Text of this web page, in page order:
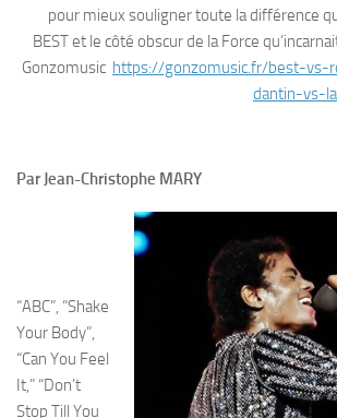
pour mieux souligner toute la différence
BEST et le côté obscur de la Force
Gonzomusic https://gonzomusic.fr/best-
dantin-vs-
Par Jean-Christophe MARY
“ABC”, “Shake
Your Body”,
“Can You Feel
It,” “Don’t
Stop Till You